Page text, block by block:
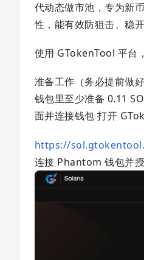
代动态做市池，专为新
性，能有效防狙击、稳
使用 GTokenTool 平台
准备工作（务必提前做
钱包里至少准备 0.11
面并连接钱包 打开
https://
连接 Phantom 钱包并授